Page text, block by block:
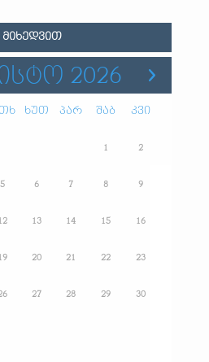
ᲛᲘᲮᲔᲓᲕᲘᲗ
2026
ხუთ პარ შაბ კვი
1 2
5 6 7 8 9
13 14 15 16
20 21 22 23
27 28 29 30